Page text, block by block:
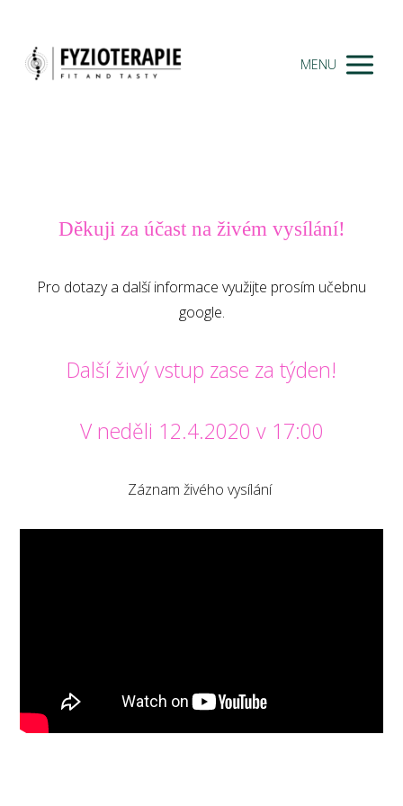
MENU
Děkuji za účast na živém vysílání!
Pro dotazy a další informace využijte prosím učebnu
google.
Další živý vstup zase za týden!
V neděli 12.4.2020 v 17:00
Záznam živého vysílání